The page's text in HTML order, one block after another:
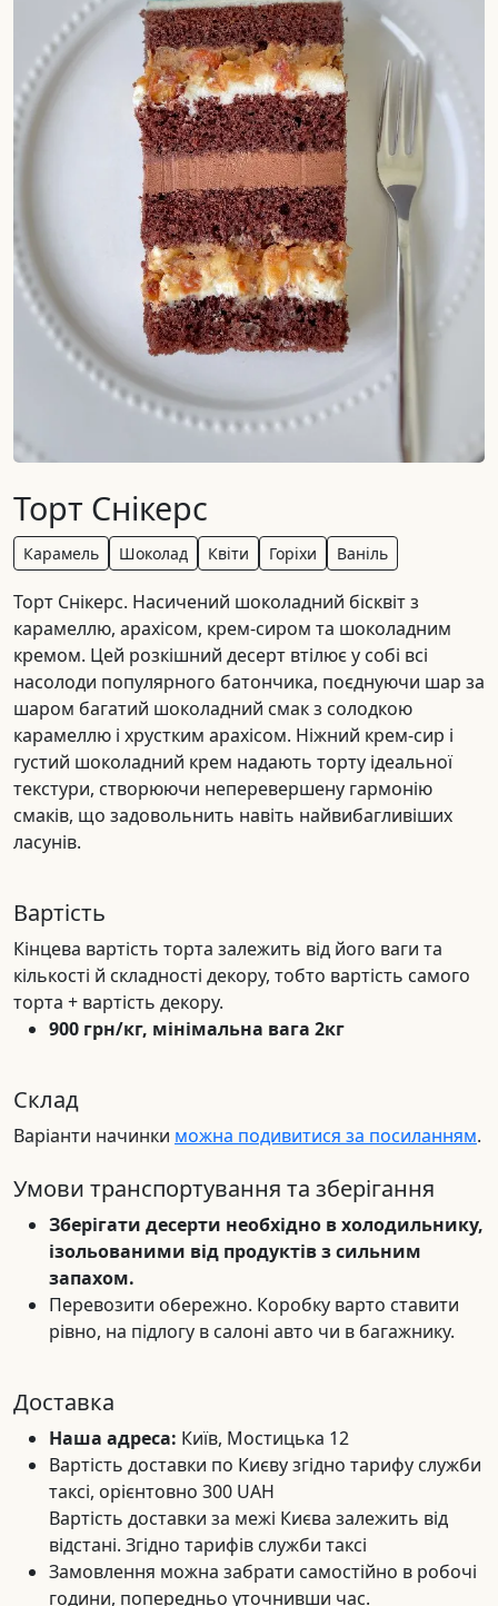
Торт Снікерс
Карамель Шоколад Квіти Горіхи Ваніль
Торт Снікерс. Насичений шоколадний бісквіт з
карамеллю, арахісом, крем-сиром та шоколадним
кремом. Цей розкішний десерт втілює у собі всі
насолоди популярного батончика, поєднуючи шар за
шаром багатий шоколадний смак з солодкою
карамеллю і хрустким арахісом. Ніжний крем-сир і
густий шоколадний крем надають торту ідеальної
текстури, створюючи неперевершену гармонію
смаків, що задовольнить навіть найвибагливіших
ласунів.
Вартість
Кінцева вартість торта залежить від його ваги та
кількості й складності декору, тобто вартість самого
торта + вартість декору.
900 грн/кг, мінімальна вага 2кг
Склад
Варіанти начинки можна подивитися за посиланням.
Умови транспортування та зберігання
Зберігати десерти необхідно в холодильнику,
ізольованими від продуктів з сильним
запахом.
Перевозити обережно. Коробку варто ставити
рівно, на підлогу в салоні авто чи в багажнику.
Доставка
Наша адреса: Київ, Мостицька 12
Вартість доставки по Києву згідно тарифу служби
таксі, орієнтовно 300 UAH
Вартість доставки за межі Києва залежить від
відстані. Згідно тарифів служби таксі
Замовлення можна забрати самостійно в робочі
години, попередньо уточнивши час.